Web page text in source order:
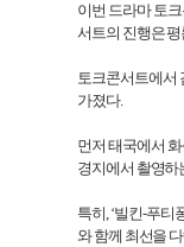
이번 드라마 토
서트의 진행은
토크콘서트에서
가졌다.
먼저 태국에서
경지에서 촬영하
특히,‘빌킨-푸티
와 함께 최선을